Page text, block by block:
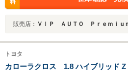
料
販売店： ＶＩＰ ＡＵＴＯ Ｐｒｅｍｉｕ
トヨタ
カローラクロス 1.8 ハイブリッド Z